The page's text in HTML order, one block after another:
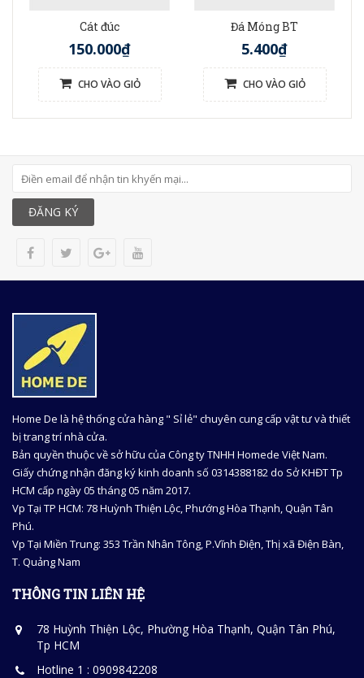
Cát đúc
150.000₫
CHO VÀO GIỎ
Đá Móng BT
5.400₫
CHO VÀO GIỎ
ĐĂNG KÝ
Home De là hệ thống cửa hàng " Sỉ lẻ" chuyên cung cấp vật tư và thiết
bị trang trí nhà cửa.
Bản quyền thuộc về sở hữu của Công ty TNHH Homede Việt Nam.
Giấy chứng nhận đăng ký kinh doanh số 0314388182 do Sở KHĐT Tp
HCM cấp ngày 05 tháng 05 năm 2017.
Vp Tại TP HCM: 78 Huỳnh Thiện Lộc, Phướng Hòa Thạnh, Quận Tân
Phú.
Vp Tại Miền Trung: 353 Trần Nhân Tông, P.Vĩnh Điện, Thị xã Điện Bàn,
T. Quảng Nam
THÔNG TIN LIÊN HỆ
78 Huỳnh Thiện Lộc, Phường Hòa Thạnh, Quận Tân Phú,
Tp HCM
Hotline 1 : 0909842208